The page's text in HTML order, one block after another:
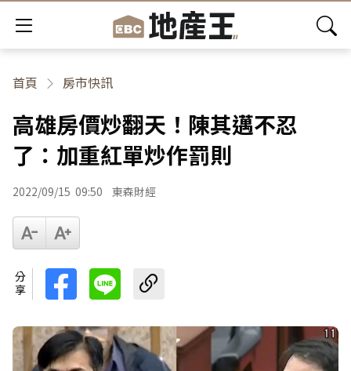
首頁 房市快訊
高雄房價炒翻天！陳其邁不忍
了：加重紅單炒作罰則
2022/09/15 09:50 東森財經
分享